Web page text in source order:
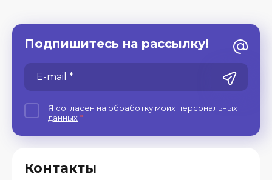
Контакты
Подпишитесь на рассылку!
Я согласен на обработку моих персональных
данных*